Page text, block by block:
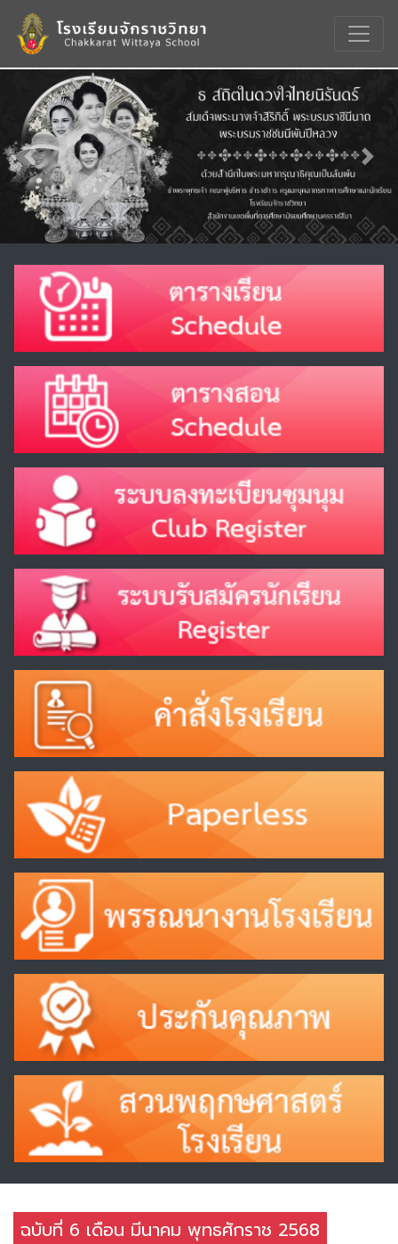
Previous Next
ฉบับที่ 6 เดือน มีนาคม พุทธศักราช 2568